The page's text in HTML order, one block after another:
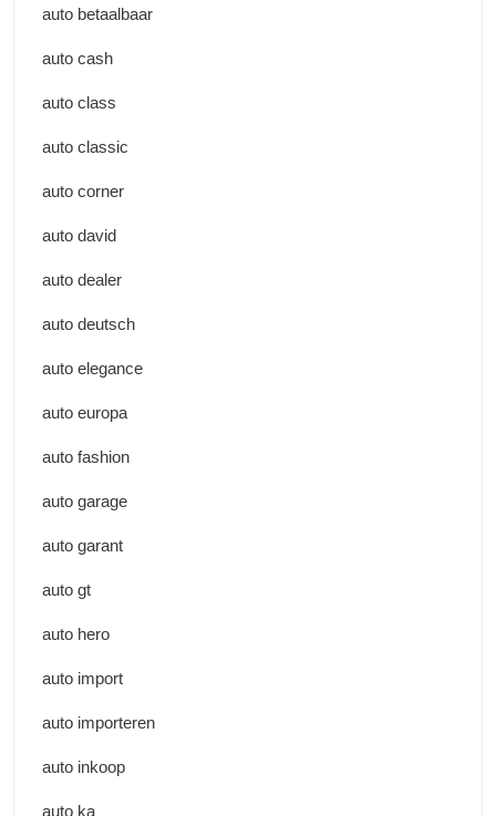
auto betaalbaar
auto cash
auto class
auto classic
auto corner
auto david
auto dealer
auto deutsch
auto elegance
auto europa
auto fashion
auto garage
auto garant
auto gt
auto hero
auto import
auto importeren
auto inkoop
auto ka